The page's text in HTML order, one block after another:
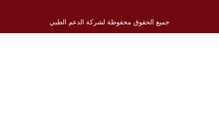
جميع الحقوق محفوظة لشركة الدعم الطبي